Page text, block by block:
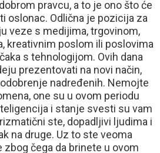
pravcu, a to je ono što će
oslonac. Odlična je pozicija za
veze s medijima, trgovinom,
kreativnim poslom ili poslovima
s tehnologijom. Ovih dana
prezentovati na novi način,
nadređenih. Nemojte
one su u ovom periodu
i stanje svesti su vam
ste, dopadljivi ljudima i
na druge. Uz to ste veoma
zbog čega da brinete u ovom